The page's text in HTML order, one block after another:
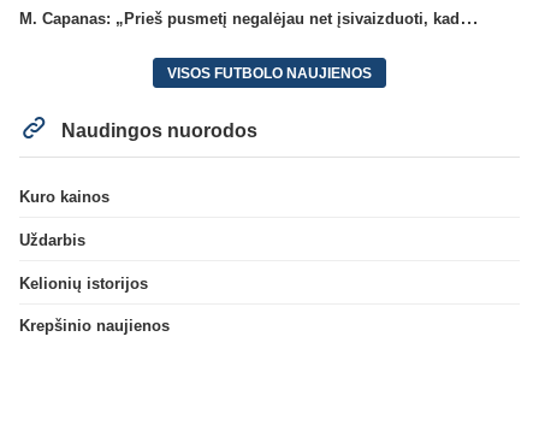
M. Capanas: „Prieš pusmetį negalėjau net įsivaizduoti, kad žaisime prieš „Hajduk“
VISOS FUTBOLO NAUJIENOS
Naudingos nuorodos
Kuro kainos
Uždarbis
Kelionių istorijos
Krepšinio naujienos